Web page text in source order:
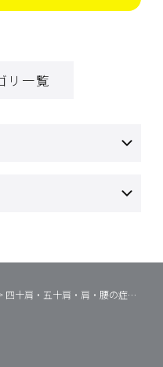
リ一覧
四十肩・五十肩・肩・腰の症状